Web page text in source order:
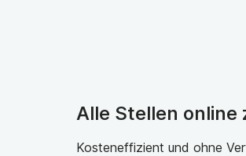
Alle Stellen
Kosteneffizient und ohne